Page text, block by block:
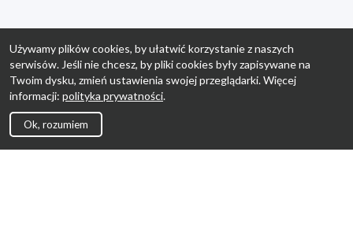
Używamy plików cookies, by ułatwić korzystanie z naszych
serwisów. Jeśli nie chcesz, by pliki cookies były zapisywane na
Twoim dysku, zmień ustawienia swojej przeglądarki. Więcej
informacji: polityka prywatności.
Ok, rozumiem